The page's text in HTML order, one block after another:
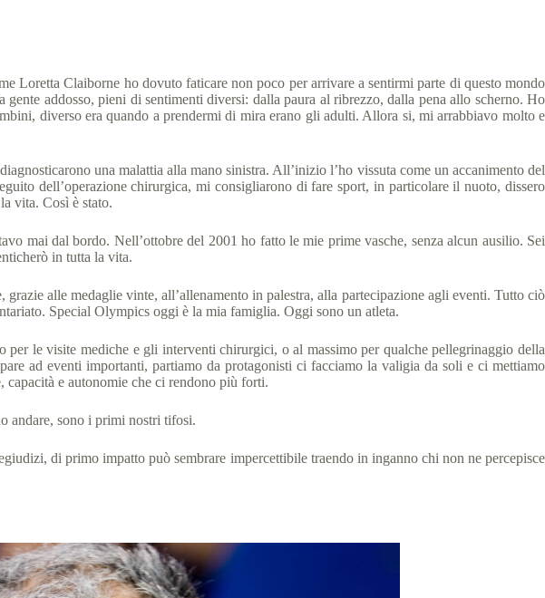
Loretta Claiborne ho dovuto faticare non poco per arrivare a sentirmi parte di questo mondo
addosso, pieni di sentimenti diversi: dalla paura al ribrezzo, dalla pena allo scherno. Ho
diverso era quando a prendermi di mira erano gli adulti. Allora si, mi arrabbiavo molto e
una malattia alla mano sinistra. All’inizio l’ho vissuta come un accanimento del
dell’operazione chirurgica, mi consigliarono di fare sport, in particolare il nuoto, dissero
vita. Così è stato.
mai dal bordo. Nell’ottobre del 2001 ho fatto le mie prime vasche, senza alcun ausilio. Sei
in tutta la vita.
alle medaglie vinte, all’allenamento in palestra, alla partecipazione agli eventi. Tutto ciò
Special Olympics oggi è la mia famiglia. Oggi sono un atleta.
le visite mediche e gli interventi chirurgici, o al massimo per qualche pellegrinaggio della
ad eventi importanti, partiamo da protagonisti ci facciamo la valigia da soli e ci mettiamo
capacità e autonomie che ci rendono più forti.
andare, sono i primi nostri tifosi.
di primo impatto può sembrare impercettibile traendo in inganno chi non ne percepisce